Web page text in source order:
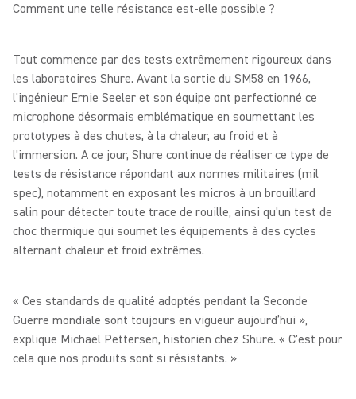
Comment une telle résistance est-elle possible ?
Tout commence par des tests extrêmement rigoureux dans
les laboratoires Shure. Avant la sortie du SM58 en 1966,
l'ingénieur Ernie Seeler et son équipe ont perfectionné ce
microphone désormais emblématique en soumettant les
prototypes à des chutes, à la chaleur, au froid et à
l'immersion. A ce jour, Shure continue de réaliser ce type de
tests de résistance répondant aux normes militaires (mil
spec), notamment en exposant les micros à un brouillard
salin pour détecter toute trace de rouille, ainsi qu'un test de
choc thermique qui soumet les équipements à des cycles
alternant chaleur et froid extrêmes.
« Ces standards de qualité adoptés pendant la Seconde
Guerre mondiale sont toujours en vigueur aujourd’hui »,
explique Michael Pettersen, historien chez Shure. « C'est pour
cela que nos produits sont si résistants. »